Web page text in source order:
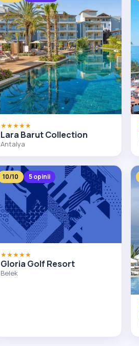
★★★★★
Lara Barut Collection
Antalya
10/10 5 opinii
★★★★★
Gloria Golf Resort
Belek